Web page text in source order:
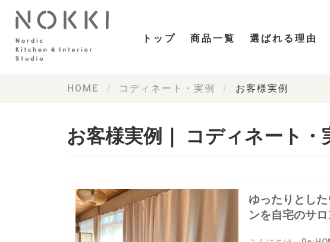
トップ 商品一覧 選ばれる理由
HOME コディネート・実例 お客様実例
お客様実例｜ コディネート・
ゆったりとし
ンを自宅のサ